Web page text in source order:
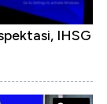
IHSG